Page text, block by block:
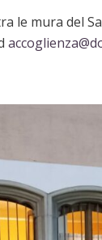
le mura del